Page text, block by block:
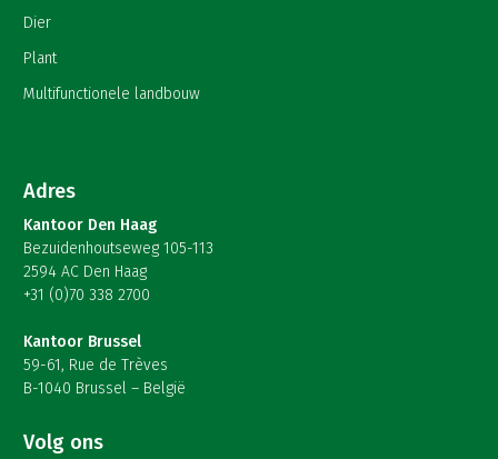
Dier
Plant
Multifunctionele landbouw
Adres
Kantoor Den Haag
Bezuidenhoutseweg 105-113
2594 AC Den Haag
+31 (0)70 338 2700
Kantoor Brussel
59-61, Rue de Trèves
B-1040 Brussel – België
Volg ons